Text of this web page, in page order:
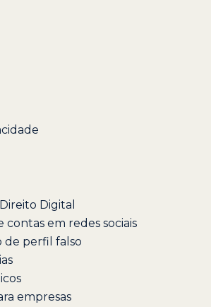
Digital
contas em redes sociais
de perfil falso
empresas